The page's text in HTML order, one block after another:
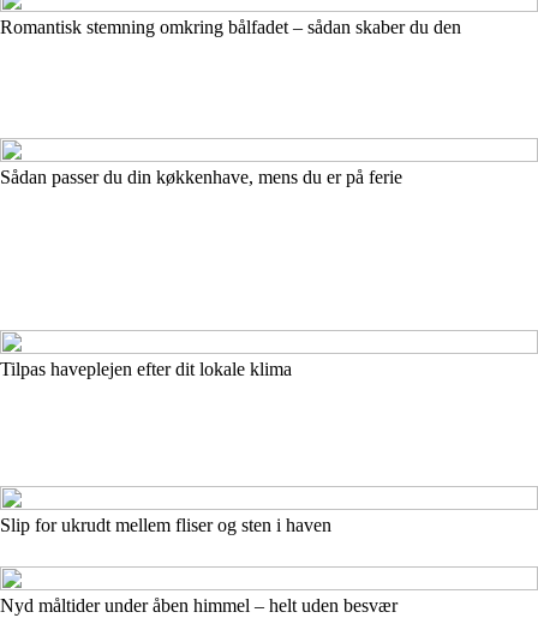
Romantisk stemning omkring bålfadet – sådan skaber du den
Sådan passer du din køkkenhave, mens du er på ferie
Tilpas haveplejen efter dit lokale klima
Slip for ukrudt mellem fliser og sten i haven
Nyd måltider under åben himmel – helt uden besvær